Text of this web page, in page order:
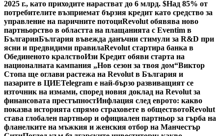
2025 г., като приходите нарастват до 6 млрд. $Над 85% от
потребителите възприемат бързия кредит като средство за
управление на паричните потоциRevolut обявява ново
партньорство в областта на плащанията с Eventim в
БългарияБългария въвежда данъчни стимули за R&D при
ясни и предвидими правилаRevolut стартира банка в
Обединеното кралствоИзи Кредит обяви старта на
националната кампания „Нов сезон за твоя дом“Виктор
Стопа ще оглави растежа на Revolut в България и
пазарите в ЦИЕTelegram е най-бързо развиващият се
източник на измами, според новия доклад на Revolut за
финансовата престъпностИнфлация след еврото: какво
показва историята спрямо страховете в обществотоRevolut
става глобален партньор и официален партньор за гърба на
фланелките на мъжкия и женския отбор на Манчестър